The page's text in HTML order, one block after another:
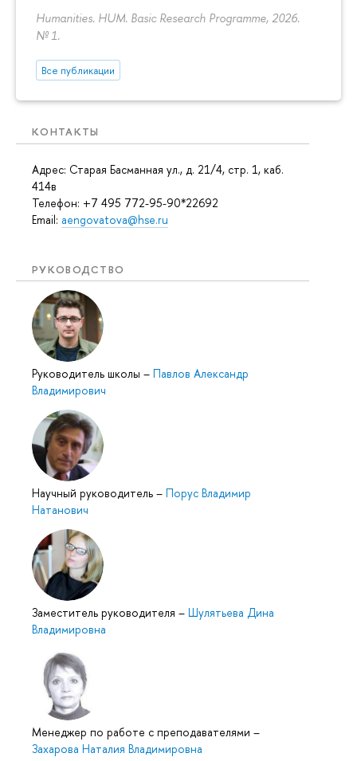
Humanities. HUM. Basic Research Programme, 2026.
№ 1.
Все публикации
КОНТАКТЫ
Адрес: Старая Басманная ул., д. 21/4, стр. 1, каб.
414в
Телефон: +7 495 772-95-90*22692
Email: aengovatova@hse.ru
РУКОВОДСТВО
Руководитель школы – Павлов Александр
Владимирович
Научный руководитель – Порус Владимир
Натанович
Заместитель руководителя – Шулятьева Дина
Владимировна
Менеджер по работе с преподавателями –
Захарова Наталия Владимировна